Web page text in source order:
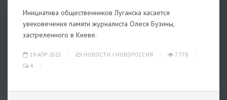
Инициатива общественников Луганска касается
увековечения памяти журналиста Олеся Бузины,
застреленного в Киеве.
19-АПР-2015 НОВОСТИ / НОВОРОССИЯ
7 778
4